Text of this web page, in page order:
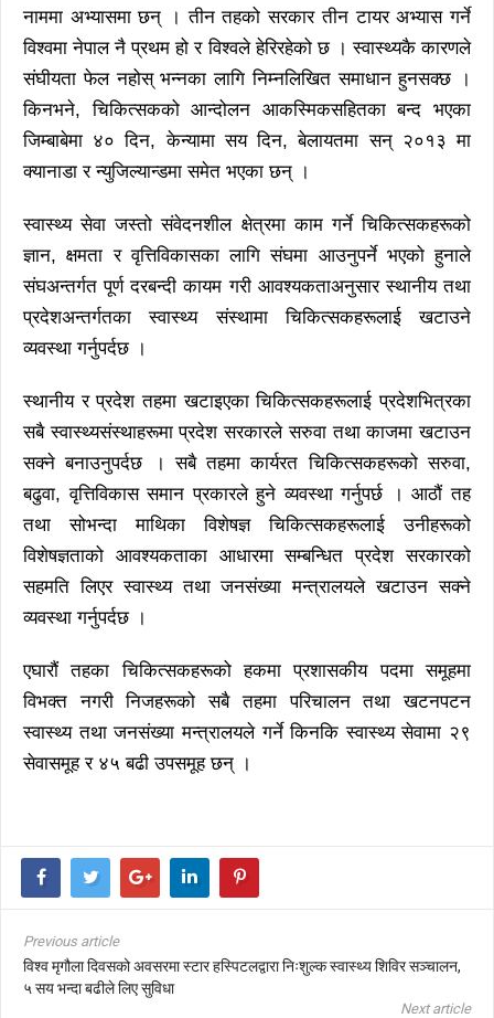
नाममा अभ्यासमा छन् । तीन तहको सरकार तीन टायर अभ्यास गर्ने
विश्वमा नेपाल नै प्रथम हो र विश्वले हेरिरहेको छ । स्वास्थ्यकै कारणले
संघीयता फेल नहोस् भन्नका लागि निम्नलिखित समाधान हुनसक्छ ।
किनभने, चिकित्सकको आन्दोलन आकस्मिकसहितका बन्द भएका
जिम्बाबेमा ४० दिन, केन्यामा सय दिन, बेलायतमा सन् २०१३ मा
क्यानाडा र न्युजिल्यान्डमा समेत भएका छन् ।
स्वास्थ्य सेवा जस्तो संवेदनशील क्षेत्रमा काम गर्ने चिकित्सकहरूको
ज्ञान, क्षमता र वृत्तिविकासका लागि संघमा आउनुपर्ने भएको हुनाले
संघअन्तर्गत पूर्ण दरबन्दी कायम गरी आवश्यकताअनुसार स्थानीय तथा
प्रदेशअन्तर्गतका स्वास्थ्य संस्थामा चिकित्सकहरूलाई खटाउने
व्यवस्था गर्नुपर्दछ ।
स्थानीय र प्रदेश तहमा खटाइएका चिकित्सकहरूलाई प्रदेशभित्रका
सबै स्वास्थ्यसंस्थाहरूमा प्रदेश सरकारले सरुवा तथा काजमा खटाउन
सक्ने बनाउनुपर्दछ । सबै तहमा कार्यरत चिकित्सकहरूको सरुवा,
बढुवा, वृत्तिविकास समान प्रकारले हुने व्यवस्था गर्नुपर्छ । आठौं तह
तथा सोभन्दा माथिका विशेषज्ञ चिकित्सकहरूलाई उनीहरूको
विशेषज्ञताको आवश्यकताका आधारमा सम्बन्धित प्रदेश सरकारको
सहमति लिएर स्वास्थ्य तथा जनसंख्या मन्त्रालयले खटाउन सक्ने
व्यवस्था गर्नुपर्दछ ।
एघारौं तहका चिकित्सकहरूको हकमा प्रशासकीय पदमा समूहमा
विभक्त नगरी निजहरूको सबै तहमा परिचालन तथा खटनपटन
स्वास्थ्य तथा जनसंख्या मन्त्रालयले गर्ने किनकि स्वास्थ्य सेवामा २९
सेवासमूह र ४५ बढी उपसमूह छन् ।
Previous article
विश्व मृगौला दिवसको अवसरमा स्टार हस्पिटलद्वारा निःशुल्क स्वास्थ्य शिविर सञ्चालन,
५ सय भन्दा बढीले लिए सुविधा
Next article